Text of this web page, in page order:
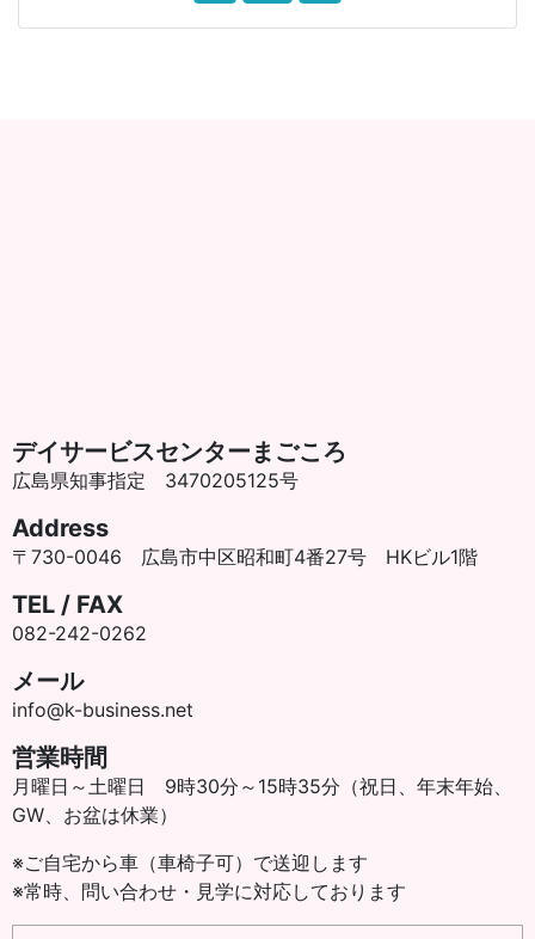
デイサービスセンターまごころ
広島県知事指定 3470205125号
Address
〒730-0046 広島市中区昭和町4番27号 HKビル1階
TEL / FAX
082-242-0262
メール
info@k-business.net
営業時間
月曜日～土曜日 9時30分～15時35分（祝日、年末年始、
GW、お盆は休業）
※ご自宅から車（車椅子可）で送迎します
※常時、問い合わせ・見学に対応しております